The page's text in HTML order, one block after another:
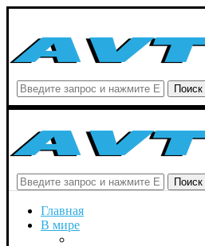
Поиск
Поиск
Главная
В мире